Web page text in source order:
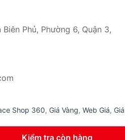
Kiểm tra còn hàng
Phủ, Phường 6, Quận 3,
Shop 360, Giá Vàng, Web Giá, Giá